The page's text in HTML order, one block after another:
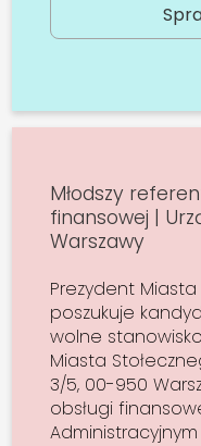
Młodszy
finansowej |
Warszawy
Prezydent
poszukuje
wolne
Miasta
3/5, 00-950
obsługi
Administracyjnym